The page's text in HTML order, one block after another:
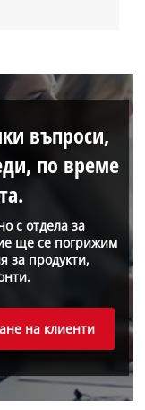
с отдела за
ще се погрижим
за продукти,
въпроси,
по време
на клиенти